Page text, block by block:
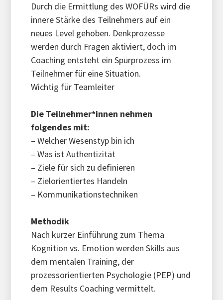
Durch die Ermittlung des WOFÜRs wird die
innere Stärke des Teilnehmers auf ein
neues Level gehoben. Denkprozesse
werden durch Fragen aktiviert, doch im
Coaching entsteht ein Spürprozess im
Teilnehmer für eine Situation.
Wichtig für Teamleiter
Die Teilnehmer*innen nehmen
folgendes mit:
– Welcher Wesenstyp bin ich
– Was ist Authentizität
– Ziele für sich zu definieren
– Zielorientiertes Handeln
– Kommunikationstechniken
Methodik
Nach kurzer Einführung zum Thema
Kognition vs. Emotion werden Skills aus
dem mentalen Training, der
prozessorientierten Psychologie (PEP) und
dem Results Coaching vermittelt.